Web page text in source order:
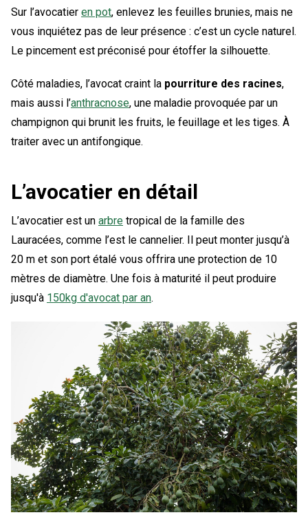
Sur l’avocatier en pot, enlevez les feuilles brunies, mais ne
vous inquiétez pas de leur présence : c’est un cycle naturel.
Le pincement est préconisé pour étoffer la silhouette.
Côté maladies, l’avocat craint la pourriture des racines,
mais aussi l’anthracnose, une maladie provoquée par un
champignon qui brunit les fruits, le feuillage et les tiges. À
traiter avec un antifongique.
L’avocatier en détail
L’avocatier est un arbre tropical de la famille des
Lauracées, comme l’est le cannelier. Il peut monter jusqu’à
20 m et son port étalé vous offrira une protection de 10
mètres de diamètre. Une fois à maturité il peut produire
jusqu'à 150kg d'avocat par an.